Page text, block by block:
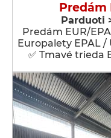
Predám
Parduoti
Predám EUR/
Europalety EPAL /
✅ Tmavé trieda